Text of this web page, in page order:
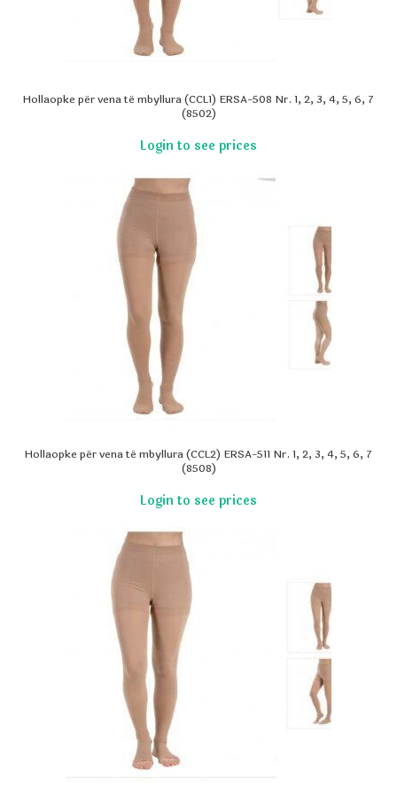
Hollaopke për vena të mbyllura (CCL1) ERSA-508 Nr. 1, 2, 3, 4, 5, 6, 7
(8502)
Hollaopke për vena të mbyllura (CCL2) ERSA-511 Nr. 1, 2, 3, 4, 5, 6, 7
(8508)